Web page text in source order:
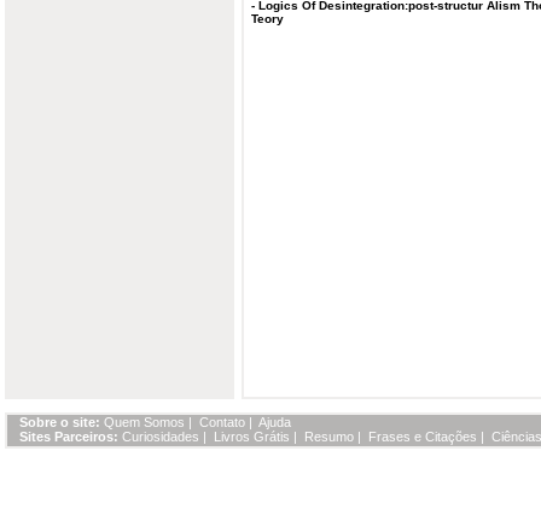
- Logics Of Desintegration:post-structur Alism
Teory
Sobre o site: Quem Somos | Contato | Ajuda
Sites Parceiros: Curiosidades | Livros Grátis | Resumo | Frases e Citações |